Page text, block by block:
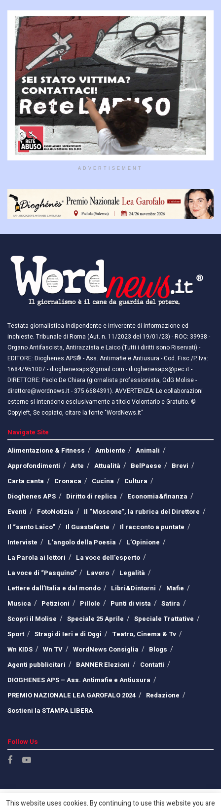
ADVERTISEMENT
Testata giornalistica indipendente e irriverente di informazione ed
inchieste. Tribunale di Roma (Aut. n. 11/2023 del 19/01/23) - ROC: 39938 -
Organo Antifascista, Antirazzista e Laico (Tutti i diritti sono Riservati) -
EDITORE: Dioghenes APS® - Ass. Antimafie e Antiusura - Cod. Fisc./P. Iva:
16847951007 - dioghenesaps@gmail.com - dioghenesaps@pec.it - ​​
DIRETTORE: Paolo De Chiara (giornalista professionista, OdG Molise -
direttore@wordnews.it - ​​375.6684391). AVVERTENZA: Le collaborazioni
esterne si intendono esclusivamente a titolo Volontario e Gratuito. ©
Copyleft, Se copiato, citare la fonte "WordNews.it"
Navigate Site
Alimentazione & Fitness
Ambiente
Animali
Approfondimenti
Arte Attualità BelPaese
Brevi
Carta canta
Cronaca Cucina
Cultura
Dioghenes APS
Diritto di replica
Economia&finanza
Eventi
FotoNotizia
Il “Moscone”, la rubrica del Direttore
Il “santo Laico”
Il Guastafeste
Il racconto a puntate
Interviste
L’angolo della Poesia
L’Opinione
La Parola ai lettori
La voce dell’esperto
La voce di “Pasquino”
Lavoro
Legalità
Lettere dall’Italia e dal mondo
Libri&Dintorni
Mafie
Musica
Petizioni Pillole Punti di vista
Satira
Scopri il Molise
Speciale 25 Aprile
Speciale Trattative
Sport
Stragi di Ieri e di Oggi
Teatro, Cinema & Tv
Wn KIDS
Wn TV WordNews Consiglia
Blogs
Agenti pubblicitari
BANNER Elezioni
Contatti
DIOGHENES APS – Ass. Antimafie e Antiusura
PREMIO NAZIONALE LEA GAROFALO 2024
Redazione
Sostieni la STAMPA LIBERA
Follow Us
This website uses cookies. By continuing to use this website you are